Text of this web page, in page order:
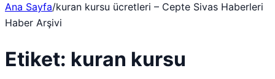
Ana Sayfa/kuran kursu ücretleri – Cepte Sivas Haberleri
Haber Arşivi
Etiket: kuran kursu